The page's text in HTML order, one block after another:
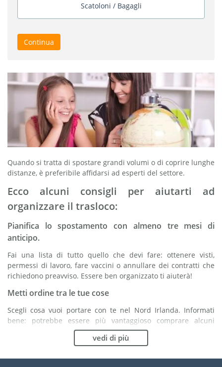
Scatoloni / Bagagli
Continua
Quando si tratta di spostare grandi volumi o di coprire lunghe
distanze, è preferibile affidarsi ad esperti del settore.
Ecco alcuni consigli per aiutarti ad
organizzare il trasloco:
Pianifica lo spostamento con almeno tre mesi di
anticipo.
Fai una lista di tutto quello che devi fare: ottenere visti,
permessi di lavoro, fare vaccini o annullare dei contratti che
richiedono preavviso. Essere ben organizzato ti aiuterà!
Metti ordine tra le tue cose
Scegli cosa vuoi portare con te nel Nord Irlanda. Informati
bene: potrebbe essere più vantaggioso comprare alcuni
Scegli la compagnia di traslochi più adatta ad
organizzare il tuo trasferimento nel Nord Irlanda
vedi di più